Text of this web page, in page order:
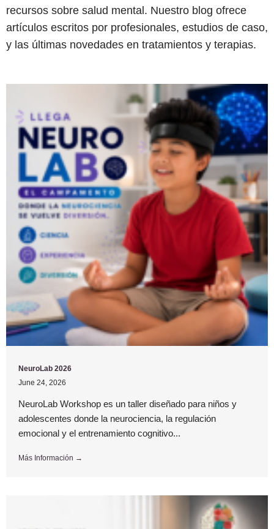
recursos sobre salud mental. Nuestro blog ofrece
artículos escritos por profesionales, estudios de caso,
y las últimas novedades en tratamientos y terapias.
NeuroLab 2026
June 24, 2026
NeuroLab Workshop es un taller diseñado para niños y
adolescentes donde la neurociencia, la regulación
emocional y el entrenamiento cognitivo...
Más Información →